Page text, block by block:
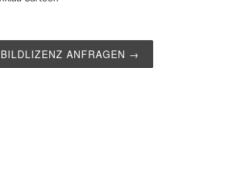
BILDLIZENZ ANFRAGEN →